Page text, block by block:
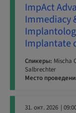
ImpAct
Immediacy
Implantate
Спикеры: Mischa
Salbrechter
Место
31. окт. 2026 |